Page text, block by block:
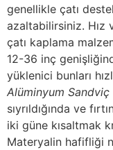
genellikle çatı
azaltabilirsiniz. Hız
çatı kaplama
12-36 inç
yüklenici bunları
Alüminyum Sandviç
sıyrıldığında ve
iki güne kısaltmak
Materyalin hafifliği